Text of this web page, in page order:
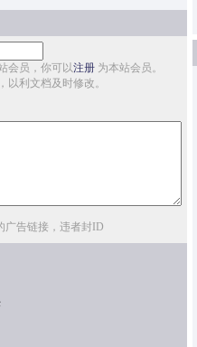
会员，你可以注册 为本站会员。
，以利文档及时修改。
广告链接，违者封ID